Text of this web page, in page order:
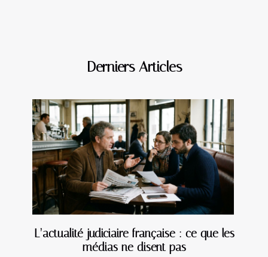
Derniers Articles
L’actualité judiciaire française : ce que les
médias ne disent pas